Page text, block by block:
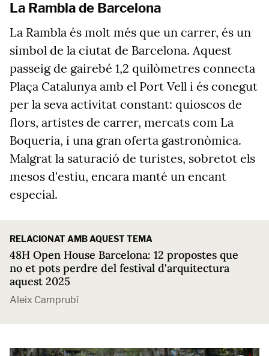
La Rambla de Barcelona
La Rambla és molt més que un carrer, és un
símbol de la ciutat de Barcelona. Aquest
passeig de gairebé 1,2 quilòmetres connecta
Plaça Catalunya amb el Port Vell i és conegut
per la seva activitat constant: quioscos de
flors, artistes de carrer, mercats com La
Boqueria, i una gran oferta gastronòmica.
Malgrat la saturació de turistes, sobretot els
mesos d'estiu, encara manté un encant
especial.
RELACIONAT AMB AQUEST TEMA
48H Open House Barcelona: 12 propostes que
no et pots perdre del festival d'arquitectura
aquest 2025
Aleix Camprubí